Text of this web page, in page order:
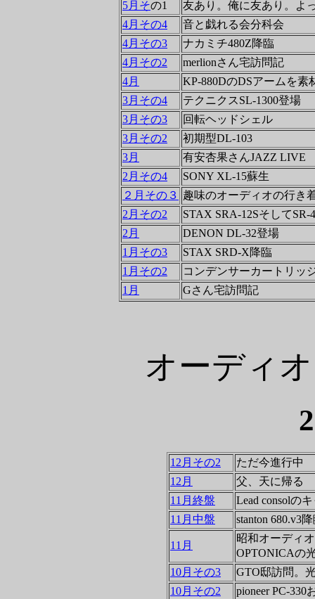
5月その1
友あり。俺に友あり。よ
4月その4
音と戯れる会分科会
4月その3
ナカミチ480Z降臨
4月その2
merlionさん宅訪問記
4月
KP-880DのDSアームを
3月その4
テクニクスSL-1300登場
3月その3
回転ヘッドシェル
3月その2
初期型DL-103
3月
有安杏果さんJAZZ LIVE
2月その4
SONY XL-15蘇生
２月その３
趣味のオーディオの行き
2月その2
STAX SRA-12SそしてSR-
2月
DENON DL-32登場
1月その3
STAX SRD-X降臨
1月その2
コンデンサーカートリッ
1月
Gさん宅訪問記
オーディ
12月その2
ただ今進行中
12月
父、天に帰る
11月終盤
Lead consolの
11月中盤
stanton 680.v3
11月
昭和オーディ
OPTONICAの
10月その3
GTO邸訪問。
10月その2
pioneer PC-